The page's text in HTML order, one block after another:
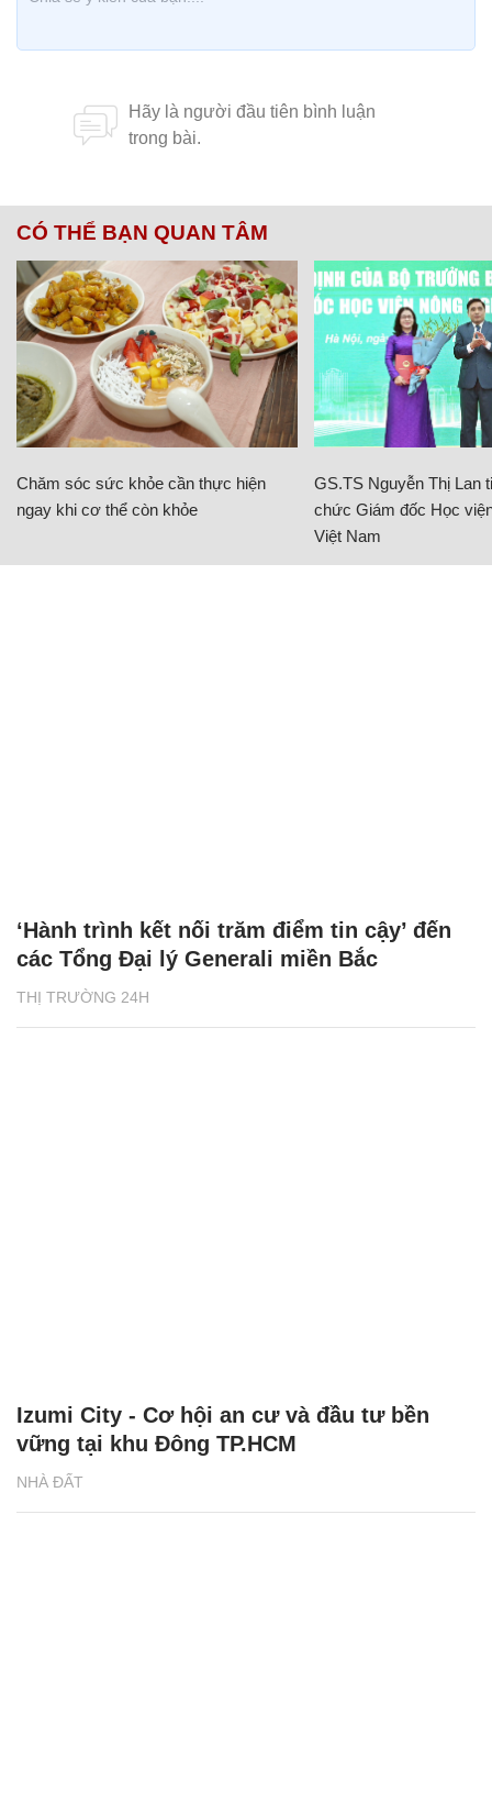
đầu tư kiếm lợi trong mua - bán trong thời gian
ngắn thì thời điểm này rủi ro cao, vì khoảng cách
chưa kể giá vàng trong vài ngày qua tăng, giảm
với biên độ lớn.
Quang Cảnh/ Thời báo Ngân hàng
Chăm sóc sức khỏe cần thực hiện
ngay khi cơ thể còn khỏe
GS.TS Nguyễn Thị Lan
THỊ TRƯỜNG 24H
‘Hành trình kết nối trăm điểm tin cậy’ đến
các Tổng Đại lý Generali miền Bắc